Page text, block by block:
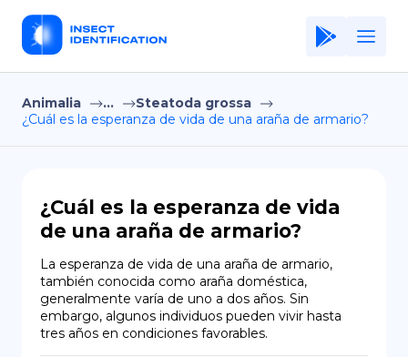
Home
Application
Terms of Use
Privacy Policy
ES
EN
Copiright © Niro ID
Animalia ...
Steatoda grossa
¿Cuál es la esperanza de vida de una araña de armario?
¿Cuál es la esperanza de vida
de una araña de armario?
La esperanza de vida de una araña de armario,
también conocida como araña doméstica,
generalmente varía de uno a dos años. Sin
embargo, algunos individuos pueden vivir hasta
tres años en condiciones favorables.